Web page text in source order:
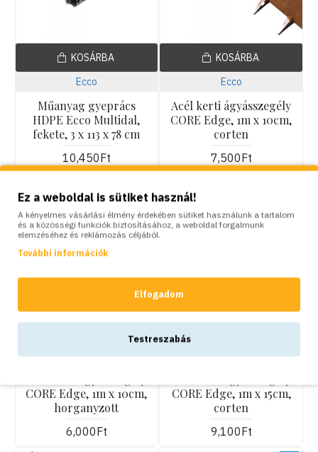
Ecco
Műanyag gyeprács
HDPE Ecco Multidal,
fekete, 3 x 113 x 78 cm
10,450Ft
KOSÁRBA
Ecco
Acél kerti ágyásszegély
CORE Edge, 1m x 10cm,
corten
7,500Ft
KOSÁRBA
Ecco
CORE Edge, 1m x 10cm,
horganyzott
6,000Ft
Ecco
CORE Edge, 1m x 15cm,
corten
9,100Ft
Ez a weboldal is sütiket használ!
A kényelmes vásárlási élmény érdekében sütiket használunk a tartalom
és a közösségi funkciók biztosításához, a weboldal forgalmunk
elemzéséhez és reklámozás céljából.
További információk
Elfogadom
Testreszabás